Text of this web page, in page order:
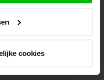
cookies
de Duitse grensregio.